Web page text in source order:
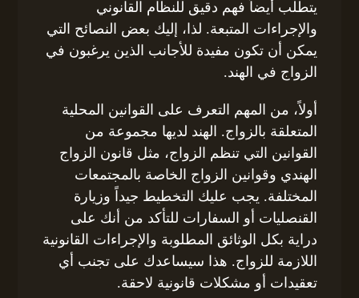
يتطلب أيضاً فهم دقيق للنظام القانوني
والإجراءات المتبعة. لذا، إليك بعض النصائح التي
يمكن أن تكون مفيدة للأجانب الذين يرغبون في
الزواج في الهند.
أولاً، من المهم التعرف على القوانين المحلية
المتعلقة بالزواج. الهند لديها مجموعة من
القوانين التي تنظم الزواج، مثل قانون الزواج
الهندي وقوانين الزواج الخاصة بالمجتمعات
المختلفة. يجب عليك التخطيط جيداً وزيارة
القنصليات أو السفارات للتأكد من أنك على
دراية بكل الوثائق المطلوبة والإجراءات القانونية
اللازمة للزواج. هذا سيساعدك على تجنب أي
تعقيدات أو مشكلات قانونية لاحقة.